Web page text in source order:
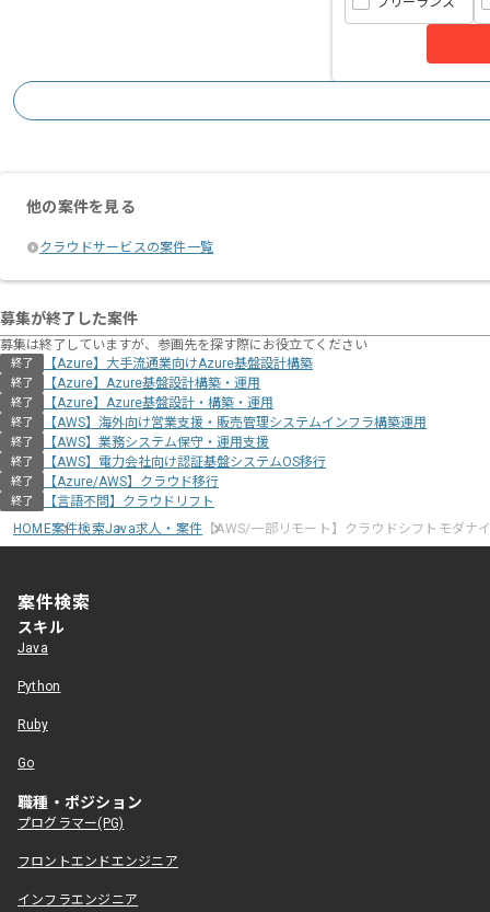
他の案件を見る
クラウドサービスの案件一覧
募集が終了した案件
募集は終了していますが、参画先を探す際にお役立てください
終了 【Azure】大手流通業向けAzure基盤設計構築
終了 【Azure】Azure基盤設計構築・運用
終了 【Azure】Azure基盤設計・構築・運用
終了 【AWS】海外向け営業支援・販売管理システムインフラ構築運用
終了 【AWS】業務システム保守・運用支援
終了 【AWS】電力会社向け認証基盤システムOS移行
終了 【Azure/AWS】クラウド移行
終了
【言語不問】クラウドリフト
HOME案件検索Java求人・案件 【AWS/一部リモート】クラウドシフトモダナ
案件検索
スキル
Java
Python
Ruby
Go
職種・ポジション
プログラマー(PG)
フロントエンドエンジニア
インフラエンジニア